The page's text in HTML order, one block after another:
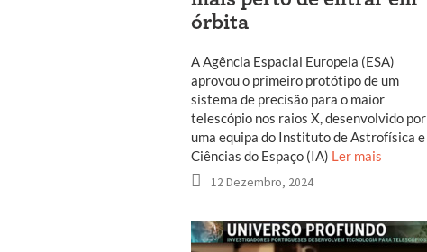
órbita
A Agência Espacial Europeia (ESA)
aprovou o primeiro protótipo de um
sistema de precisão para o maior
telescópio nos raios X, desenvolvido por
uma equipa do Instituto de Astrofísica e
Ciências do Espaço (IA) Ler mais
12 Dezembro, 2024